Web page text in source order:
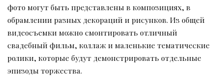
фото могут быть представлены в композициях, в
обрамлении разных декораций и рисунков. Из общей
видеосъемки можно смонтировать отличный
свадебный фильм, коллаж и маленькие тематические
ролики, которые будут демонстрировать отдельные
эпизоды торжества.